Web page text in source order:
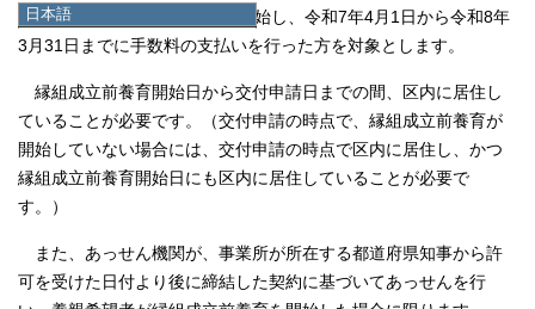
日本語
日本語
한국어
简体中文
繁體中文
31日までに縁組成立前養育を開始し、令和7年4月1日から令和8年
3月31日までに手数料の支払いを行った方を対象とします。
縁組成立前養育開始日から交付申請日までの間、区内に居住し
ていることが必要です。（交付申請の時点で、縁組成立前養育が
開始していない場合には、交付申請の時点で区内に居住し、かつ
縁組成立前養育開始日にも区内に居住していることが必要で
す。）
また、あっせん機関が、事業所が所在する都道府県知事から許
可を受けた日付より後に締結した契約に基づいてあっせんを行